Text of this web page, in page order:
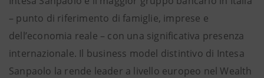
– punto di riferimento di famiglie, imprese e
dell’economia reale – con una significativa presenza
internazionale. Il business model distintivo di Intesa
Sanpaolo la rende leader a livello europeo nel Wealth